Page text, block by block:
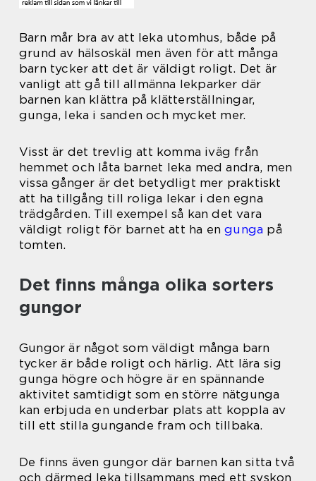
Barn mår bra av att leka utomhus, både på
grund av hälsoskäl men även för att många
barn tycker att det är väldigt roligt. Det är
vanligt att gå till allmänna lekparker där
barnen kan klättra på klätterställningar,
gunga, leka i sanden och mycket mer.
Visst är det trevlig att komma iväg från
hemmet och låta barnet leka med andra, men
vissa gånger är det betydligt mer praktiskt
att ha tillgång till roliga lekar i den egna
trädgården. Till exempel så kan det vara
väldigt roligt för barnet att ha engunga på
tomten.
Det finns många olika sorters
gungor
Gungor är något som väldigt många barn
tycker är både roligt och härlig. Att lära sig
gunga högre och högre är en spännande
aktivitet samtidigt som en större nätgunga
kan erbjuda en underbar plats att koppla av
till ett stilla gungande fram och tillbaka.
De finns även gungor där barnen kan sitta två
och därmed leka tillsammans med ett syskon